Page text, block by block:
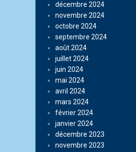
décembre 2024
novembre 2024
octobre 2024
septembre 2024
août 2024
juillet 2024
juin 2024
mai 2024
avril 2024
mars 2024
février 2024
janvier 2024
décembre 2023
novembre 2023